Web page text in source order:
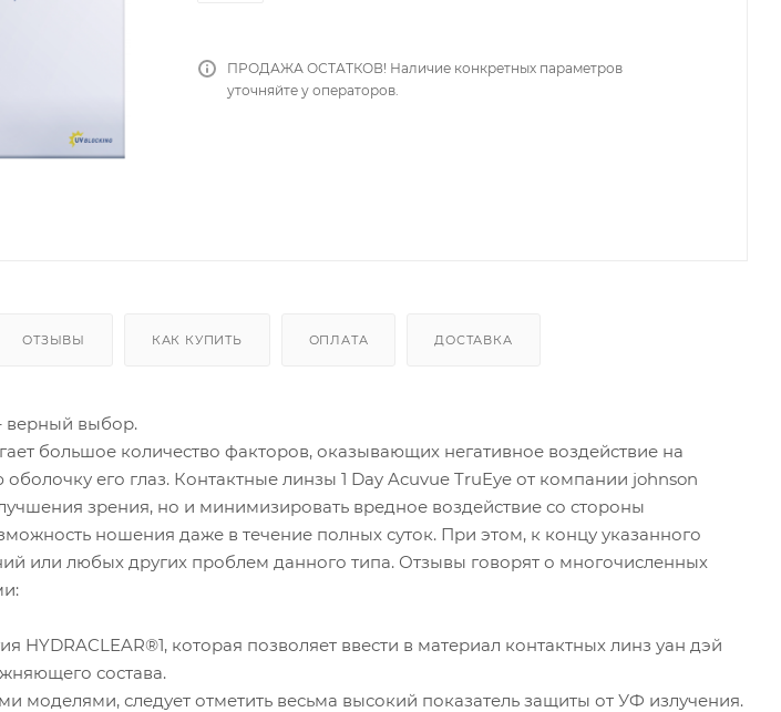
ПРОДАЖА ОСТАТКОВ! Наличие конкретных параметров
уточняйте у операторов.
ОТЗЫВЫ КАК КУПИТЬ ОПЛАТА ДОСТАВКА
верный выбор.
большое количество факторов, оказывающих негативное воздействие на
его глаз. Контактные линзы 1 Day Acuvue TruEye от компании johnson
зрения, но и минимизировать вредное воздействие со стороны
ношения даже в течение полных суток. При этом, к концу указанного
или любых других проблем данного типа. Отзывы говорят о многочисленных
HYDRACLEAR®1, которая позволяет ввести в материал контактных линз уан дэй
состава.
моделями, следует отметить весьма высокий показатель защиты от УФ излучения.